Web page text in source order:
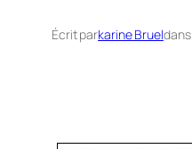
Écrit parkarine Brueldans